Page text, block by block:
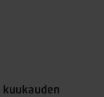
kuukauden